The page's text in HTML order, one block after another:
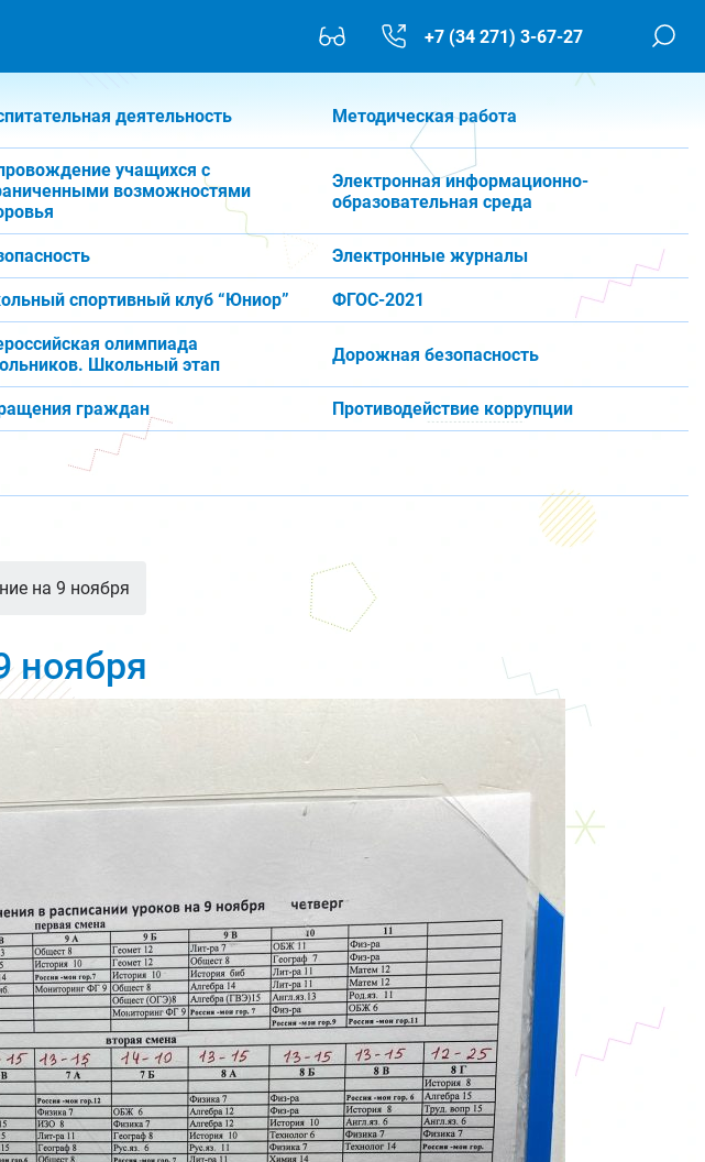
+7 (34 271) 3-67-27
деятельность Методическая работа
учащихся с
возможностями
Электронная информационно-
образовательная среда
Электронные журналы
спортивный клуб “Юниор” ФГОС-2021
олимпиада
Школьный этап
Дорожная безопасность
граждан Противодействие коррупции
на 9 ноября
ноября